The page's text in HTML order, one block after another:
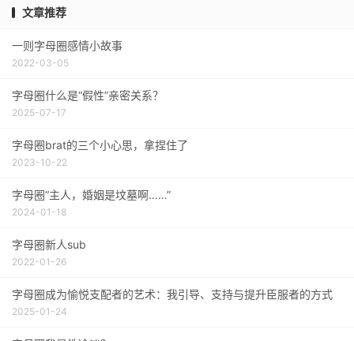
文章推荐
一则字母圈感情小故事
2022-03-05
字母圈什么是“假性”亲密关系？
2025-07-17
字母圈brat的三个小心思，拿捏住了
2023-10-22
字母圈“主人，婚姻是坟墓啊……”
2024-01-18
字母圈新人sub
2022-01-26
字母圈成为愉悦支配者的艺术：我引导、支持与提升臣服者的方式
2025-01-24